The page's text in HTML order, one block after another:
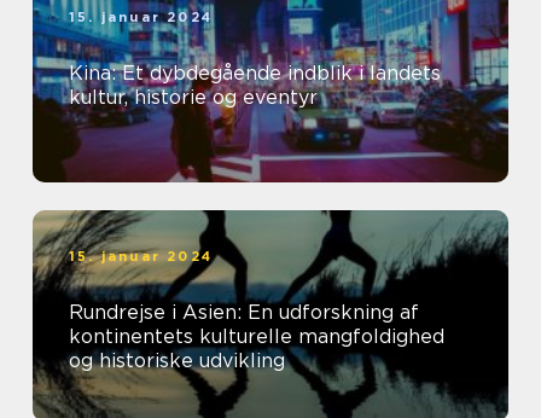
15. januar 2024
Kina: Et dybdegående indblik i landets
kultur, historie og eventyr
15. januar 2024
Rundrejse i Asien: En udforskning af
kontinentets kulturelle mangfoldighed
og historiske udvikling